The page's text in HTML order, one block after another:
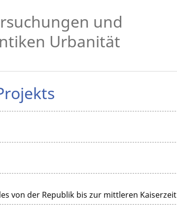
und
Urbanität
von der Republik bis zur mittleren Kaiserzeit